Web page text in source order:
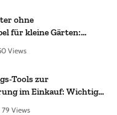
ohne
für kleine Gärten:
bis 500 m² wirklich
Views
Tools zur
im Einkauf: Wichtige
Sie achten sollten
79 Views